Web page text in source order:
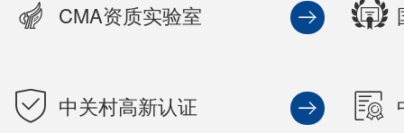
CMA资质实验室
中关村高新认证